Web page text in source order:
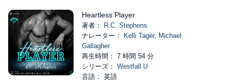
Heartless Player
著者：
R.C. Stephens
ナレーター：
Kelli Tager, Michael
Gallagher
再生時間： 7 時間 54 分
シリーズ： Westfall U
言語： 英語